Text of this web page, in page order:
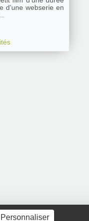
Personnaliser
d’une webserie en